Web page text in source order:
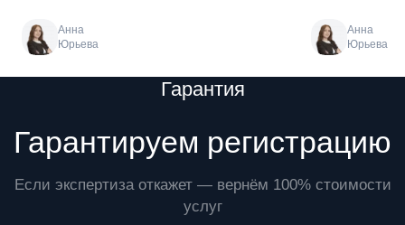
Анна
Юрьева
Анна
Юрьева
Гарантия
Гарантируем регистрацию
Если экспертиза откажет — вернём 100% стоимости
услуг